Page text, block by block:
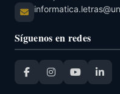
Síguenos en redes